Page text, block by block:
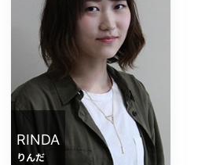
RINDA
りんだ